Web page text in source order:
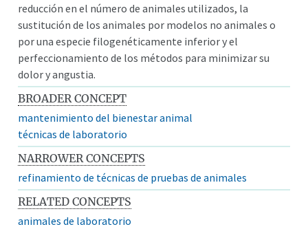
reducción en el número de animales utilizados, la
sustitución de los animales por modelos no animales o
por una especie filogenéticamente inferior y el
perfeccionamiento de los métodos para minimizar su
dolor y angustia.
BROADER CONCEPT
mantenimiento del bienestar animal
técnicas de laboratorio
NARROWER CONCEPTS
refinamiento de técnicas de pruebas de animales
RELATED CONCEPTS
animales de laboratorio